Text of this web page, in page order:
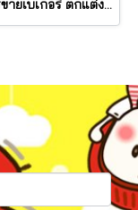
เคาน์เตอร์ขายเบเกอรี่ ตกแต่งเค้ก&คัพเค้ก Wooden La Patisserie Bakery รุ่น 30603 ยี่ห้อ Melissa & Doug